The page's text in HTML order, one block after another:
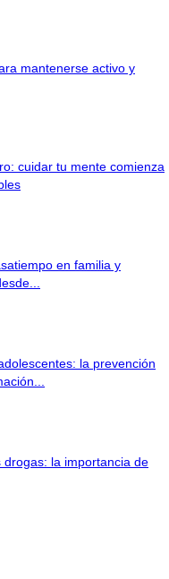
mantenerse activo y
cuidar tu mente comienza
en familia y
la prevención
la importancia de